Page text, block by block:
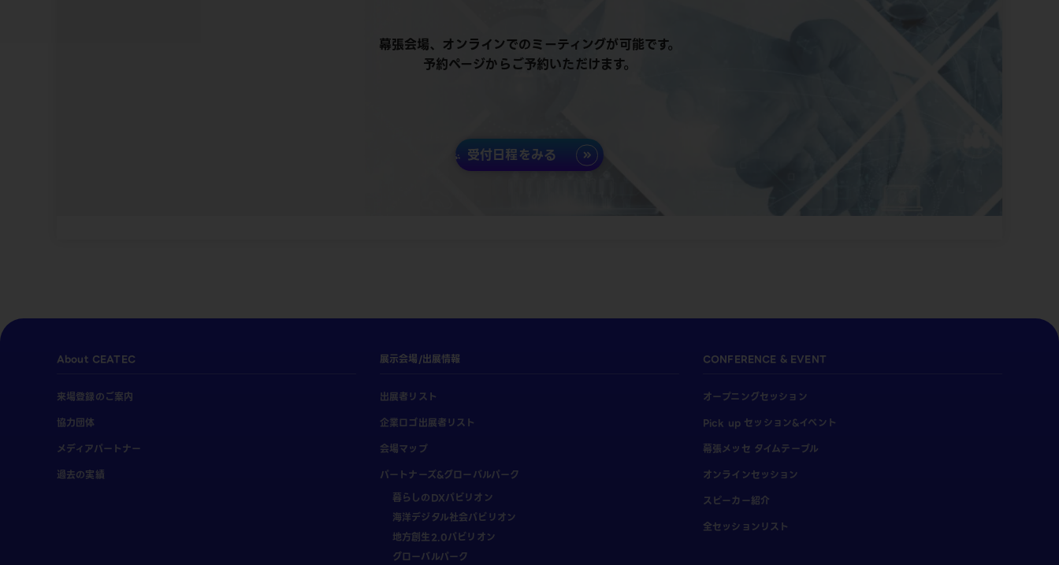
幕張会場、オンラインでのミーティングが可能です。
予約ページからご予約いただけます。
受付日程をみる
About CEATEC
来場登録のご案内
協力団体
メディアパートナー
過去の実績
展示会場/出展情報
出展者リスト
企業ロゴ出展者リスト
会場マップ
パートナーズ&グローバルパーク
暮らしのDXパビリオン
海洋デジタル社会パビリオン
地方創生2.0パビリオン
グローバルパーク
CONFERENCE & EVENT
オープニングセッション
Pick up セッション&イベント
幕張メッセ タイムテーブル
オンラインセッション
スピーカー紹介
全セッションリスト